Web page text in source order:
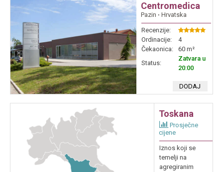
Centromedica
Pazin ∙ Hrvatska
Recenzije:
Ordinacije:
4
Čekaonica:
60 m²
Status:
Zatvara u
20:00
DODAJ
Toskana
Prosječne
cijene
Iznos koji se
temelji na
agregiranim